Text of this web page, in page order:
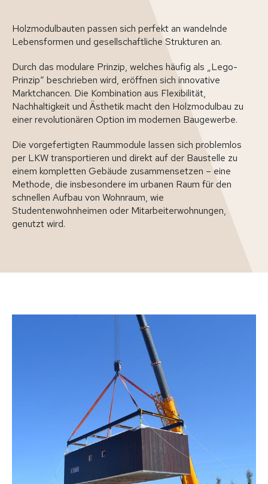
Holzmodulbauten passen sich perfekt an wandelnde
Lebensformen und gesellschaftliche Strukturen an.
Durch das modulare Prinzip, welches häufig als „Lego-
Prinzip“ beschrieben wird, eröffnen sich innovative
Marktchancen. Die Kombination aus Flexibilität,
Nachhaltigkeit und Ästhetik macht den Holzmodulbau zu
einer revolutionären Option im modernen Baugewerbe.
Die vorgefertigten Raummodule lassen sich problemlos
per LKW transportieren und direkt auf der Baustelle zu
einem kompletten Gebäude zusammensetzen – eine
Methode, die insbesondere im urbanen Raum für den
schnellen Aufbau von Wohnraum, wie
Studentenwohnheimen oder Mitarbeiterwohnungen,
genutzt wird.